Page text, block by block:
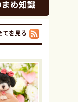
きます。